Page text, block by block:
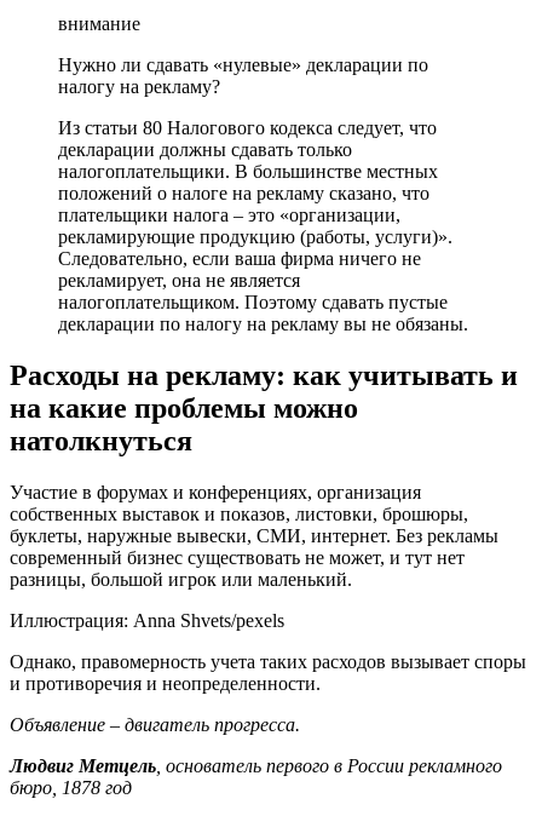
внимание
Нужно ли сдавать «нулевые» декларации по
налогу на рекламу?
Из статьи 80 Налогового кодекса следует, что
декларации должны сдавать только
налогоплательщики. В большинстве местных
положений о налоге на рекламу сказано, что
плательщики налога – это «организации,
рекламирующие продукцию (работы, услуги)».
Следовательно, если ваша фирма ничего не
рекламирует, она не является
налогоплательщиком. Поэтому сдавать пустые
декларации по налогу на рекламу вы не обязаны.
Расходы на рекламу: как учитывать и
на какие проблемы можно
натолкнуться
Участие в форумах и конференциях, организация
собственных выставок и показов, листовки, брошюры,
буклеты, наружные вывески, СМИ, интернет. Без рекламы
современный бизнес существовать не может, и тут нет
разницы, большой игрок или маленький.
Иллюстрация: Anna Shvets/pexels
Однако, правомерность учета таких расходов вызывает споры
и противоречия и неопределенности.
Объявление – двигатель прогресса.
Людвиг Метцель , основатель первого в России рекламного
бюро, 1878 год